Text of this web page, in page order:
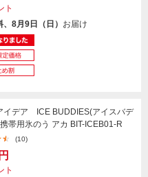
ト
8月9日（日） お届け
イデア ICE BUDDIES(アイスバデ
帯用氷のう アカ BIT-ICEB01-R
(10)
ト